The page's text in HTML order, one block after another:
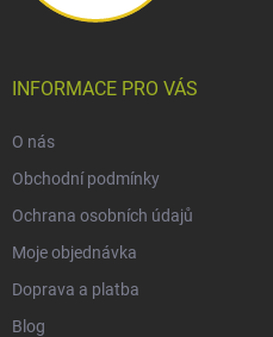
INFORMACE PRO VÁS
O nás
Obchodní podmínky
Ochrana osobních údajů
Moje objednávka
Doprava a platba
Blog